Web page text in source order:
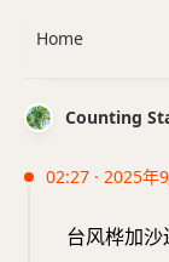
Counting
02:27 · 2025年
台风桦加沙
Home